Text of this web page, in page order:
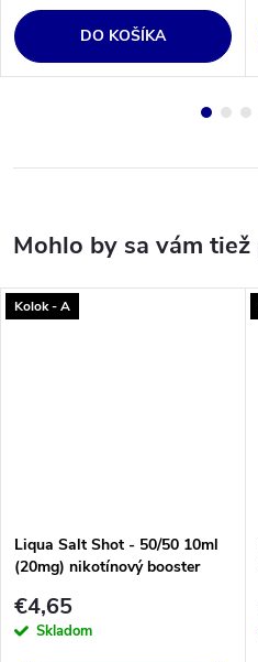
DO KOŠÍKA
Kolok - A
Liqua Salt Shot - 50/50 10ml
(20mg) nikotínový booster
€4,65
Skladom